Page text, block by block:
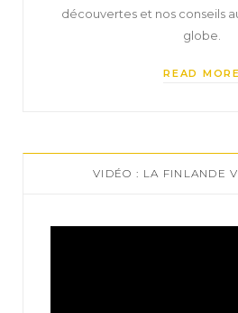
découvertes et nos conseils
globe.
READ MORE
VIDÉO : LA FINLANDE